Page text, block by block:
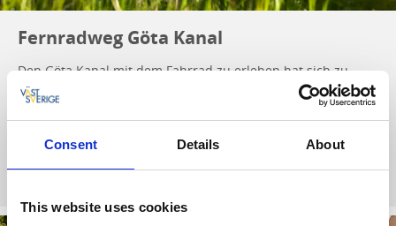
Consent Details About
This website uses cookies
Fernradweg Göta Kanal
Den Göta Kanal mit dem Fahrrad zu erleben hat sich zu
einem schwedischen Klassiker entwickelt. Hier radelst Du in
ruhigem Tempo auf dem autofreien Treidelpfad entlang des
Kanals.
Fernradweg Göta Kanal